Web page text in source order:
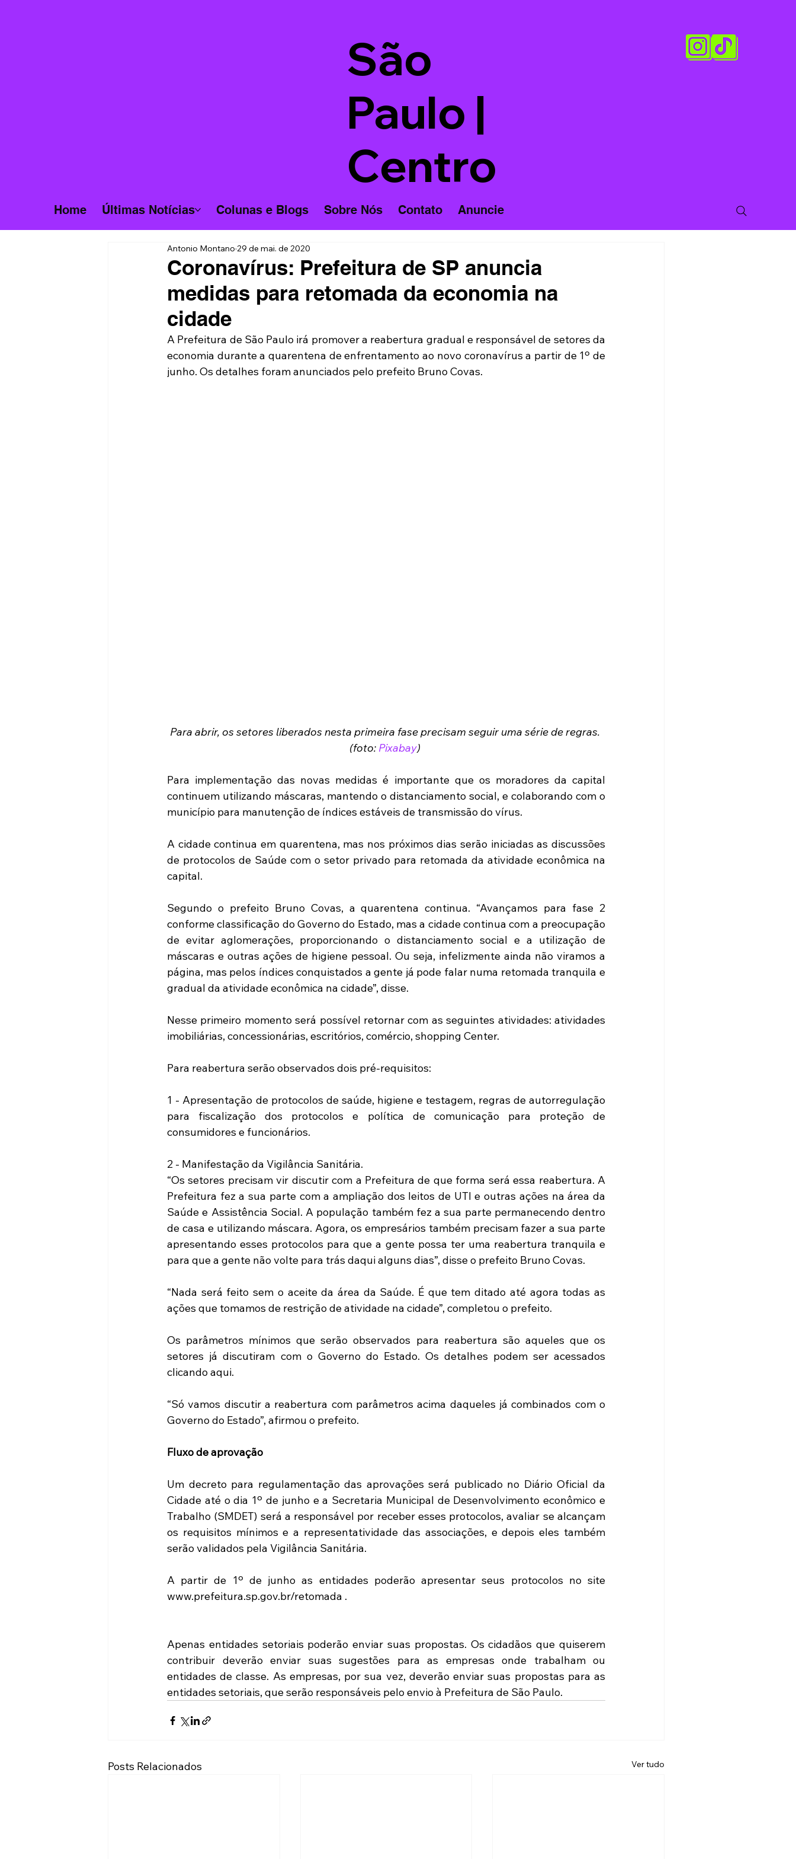
São
Paulo |
Centro
Home Últimas Notícias Colunas e Blogs Sobre Nós Contato Anuncie
Coronavírus: Prefeitura de SP anuncia
medidas para retomada da economia na
cidade
Antonio Montano 29 de mai. de 2020
A Prefeitura de São Paulo irá promover a reabertura gradual e responsável de setores da
economia durante a quarentena de enfrentamento ao novo coronavírus a partir de 1º de
junho. Os detalhes foram anunciados pelo prefeito Bruno Covas.
Para abrir, os setores liberados nesta primeira fase precisam seguir uma série de regras.
(foto: Pixabay)
Para implementação das novas medidas é importante que os moradores da capital
continuem utilizando máscaras, mantendo o distanciamento social, e colaborando com o
município para manutenção de índices estáveis de transmissão do vírus.
A cidade continua em quarentena, mas nos próximos dias serão iniciadas as discussões
de protocolos de Saúde com o setor privado para retomada da atividade econômica na
capital.
Segundo o prefeito Bruno Covas, a quarentena continua. “Avançamos para fase 2
conforme classificação do Governo do Estado, mas a cidade continua com a preocupação
de evitar aglomerações, proporcionando o distanciamento social e a utilização de
máscaras e outras ações de higiene pessoal. Ou seja, infelizmente ainda não viramos a
página, mas pelos índices conquistados a gente já pode falar numa retomada tranquila e
gradual da atividade econômica na cidade”, disse.
Nesse primeiro momento será possível retornar com as seguintes atividades: atividades
imobiliárias, concessionárias, escritórios, comércio, shopping Center.
Para reabertura serão observados dois pré-requisitos:
1 - Apresentação de protocolos de saúde, higiene e testagem, regras de autorregulação
para fiscalização dos protocolos e política de comunicação para proteção de
consumidores e funcionários.
2 - Manifestação da Vigilância Sanitária.
“Os setores precisam vir discutir com a Prefeitura de que forma será essa reabertura. A
Prefeitura fez a sua parte com a ampliação dos leitos de UTI e outras ações na área da
Saúde e Assistência Social. A população também fez a sua parte permanecendo dentro
de casa e utilizando máscara. Agora, os empresários também precisam fazer a sua parte
apresentando esses protocolos para que a gente possa ter uma reabertura tranquila e
para que a gente não volte para trás daqui alguns dias”, disse o prefeito Bruno Covas.
“Nada será feito sem o aceite da área da Saúde. É que tem ditado até agora todas as
ações que tomamos de restrição de atividade na cidade”, completou o prefeito.
Os parâmetros mínimos que serão observados para reabertura são aqueles que os
setores já discutiram com o Governo do Estado. Os detalhes podem ser acessados
clicando aqui.
“Só vamos discutir a reabertura com parâmetros acima daqueles já combinados com o
Governo do Estado”, afirmou o prefeito.
Fluxo de aprovação
Um decreto para regulamentação das aprovações será publicado no Diário Oficial da
Cidade até o dia 1º de junho e a Secretaria Municipal de Desenvolvimento econômico e
Trabalho (SMDET) será a responsável por receber esses protocolos, avaliar se alcançam
os requisitos mínimos e a representatividade das associações, e depois eles também
serão validados pela Vigilância Sanitária.
A partir de 1º de junho as entidades poderão apresentar seus protocolos no site
www.prefeitura.sp.gov.br/retomada .
Apenas entidades setoriais poderão enviar suas propostas. Os cidadãos que quiserem
contribuir deverão enviar suas sugestões para as empresas onde trabalham ou
entidades de classe. As empresas, por sua vez, deverão enviar suas propostas para as
entidades setoriais, que serão responsáveis pelo envio à Prefeitura de São Paulo.
Posts Relacionados Ver tudo